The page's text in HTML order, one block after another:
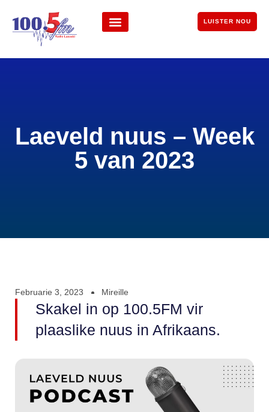
LUISTER NOU
Laeveld nuus – Week
5 van 2023
Februarie 3, 2023 Mireille
Skakel in op 100.5FM vir
plaaslike nuus in Afrikaans.